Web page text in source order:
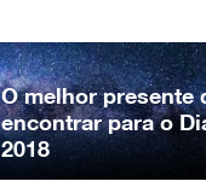
O melhor presente
encontrar para o
2018